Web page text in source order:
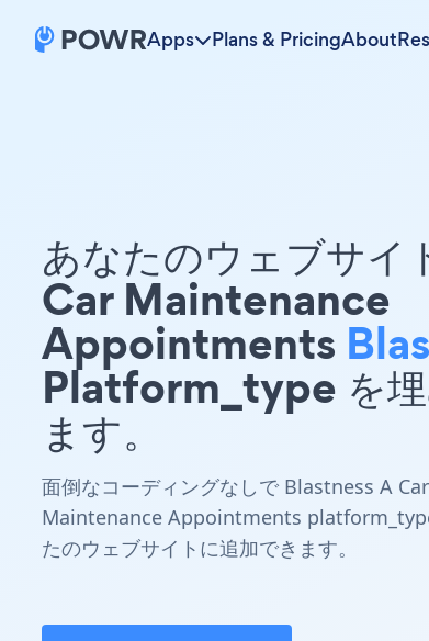
Apps Plans & PricingAbout
あなたのウェブサイ
Car Maintenance
Appointments
Platform_type を埋
ます。
面倒なコーディングなしで Blastness A Car
Maintenance Appointments
たのウェブサイトに追加できます。